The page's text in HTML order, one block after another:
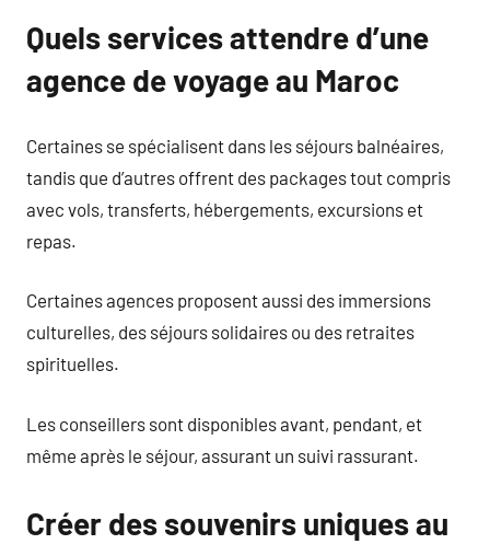
Quels services attendre d’une
agence de voyage au Maroc
Certaines se spécialisent dans les séjours balnéaires,
tandis que d’autres offrent des packages tout compris
avec vols, transferts, hébergements, excursions et
repas.
Certaines agences proposent aussi des immersions
culturelles, des séjours solidaires ou des retraites
spirituelles.
Les conseillers sont disponibles avant, pendant, et
même après le séjour, assurant un suivi rassurant.
Créer des souvenirs uniques au